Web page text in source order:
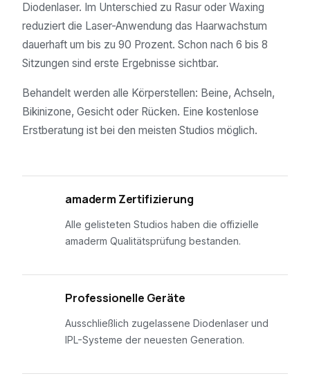
Diodenlaser. Im Unterschied zu Rasur oder Waxing
reduziert die Laser-Anwendung das Haarwachstum
dauerhaft um bis zu 90 Prozent. Schon nach 6 bis 8
Sitzungen sind erste Ergebnisse sichtbar.
Behandelt werden alle Körperstellen: Beine, Achseln,
Bikinizone, Gesicht oder Rücken. Eine kostenlose
Erstberatung ist bei den meisten Studios möglich.
amaderm Zertifizierung
Alle gelisteten Studios haben die offizielle
amaderm Qualitätsprüfung bestanden.
Professionelle Geräte
Ausschließlich zugelassene Diodenlaser und
IPL-Systeme der neuesten Generation.